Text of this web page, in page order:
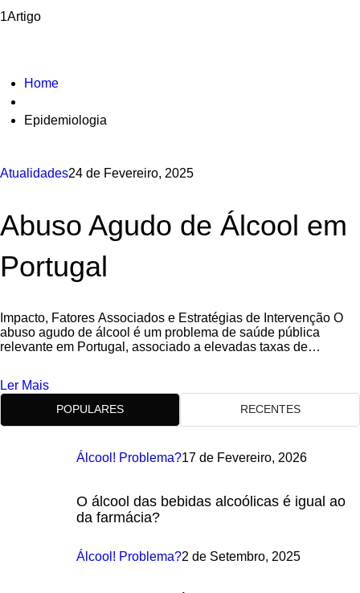
1Artigo
Home
Epidemiologia
Atualidades24 de Fevereiro, 2025
Abuso Agudo de Álcool em
Portugal
Impacto, Fatores Associados e Estratégias de Intervenção O
abuso agudo de álcool é um problema de saúde pública
relevante em Portugal, associado a elevadas taxas de
Ler Mais
POPULARES RECENTES
Álcool! Problema?17 de Fevereiro, 2026
O álcool das bebidas alcoólicas é igual ao
da farmácia?
Álcool! Problema?2 de Setembro, 2025